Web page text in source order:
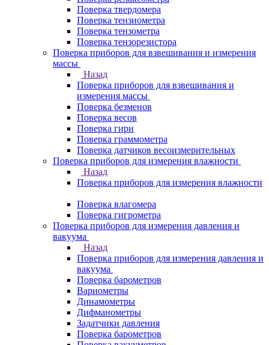
Поверка твердомера
Поверка тензиометра
Поверка тензометра
Поверка тензорезистора
Поверка приборов для взвешивания и измерения
массы
Назад
Поверка приборов для взвешивания и
измерения массы
Поверка безменов
Поверка весов
Поверка гири
Поверка граммометра
Поверка датчиков весоизмерительных
Поверка приборов для измерения влажности
Назад
Поверка приборов для измерения влажности
Поверка влагомера
Поверка гигрометра
Поверка приборов для измерения давления и
вакуума
Назад
Поверка приборов для измерения давления и
вакуума
Поверка барометров
Вариометры
Динамометры
Дифманометры
Задатчики давления
Поверка барометров